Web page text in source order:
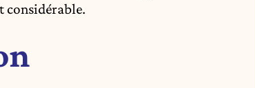
considérable.